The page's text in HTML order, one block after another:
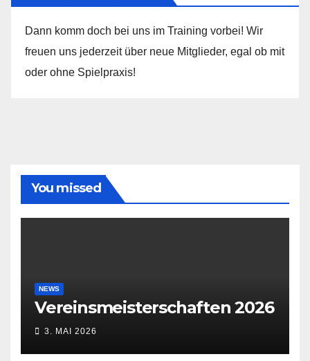
Dann komm doch bei uns im Training vorbei! Wir
freuen uns jederzeit über neue Mitglieder, egal ob mit
oder ohne Spielpraxis!
You missed
NEWS
Vereinsmeisterschaften 2026
3. MAI 2026